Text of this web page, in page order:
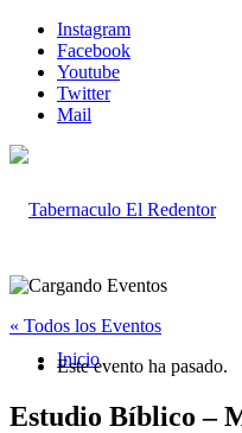
Instagram
Facebook
Youtube
Twitter
Mail
Inicio
« Todos los Eventos
Este evento ha pasado.
Estudio Bíblico –